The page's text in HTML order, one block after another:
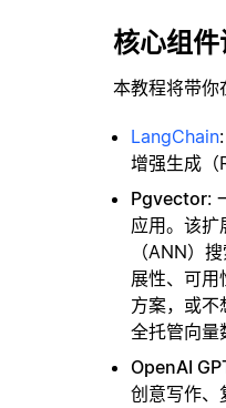
核心组件
本教程将带你
LangChain
增强生成（
Pgvector:
应用。该
（ANN）
展性、可用
方案，或不
全托管向量
OpenAI
创意写作、